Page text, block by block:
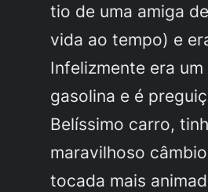
tio de uma amiga
vida ao tempo) e
Infelizmente era
gasolina e é
Belíssimo carro,
maravilhoso
tocada mais